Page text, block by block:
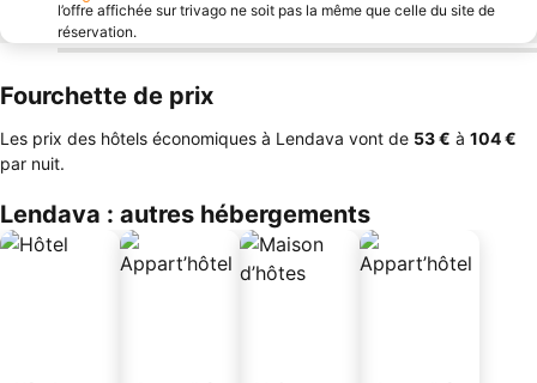
l’offre affichée sur trivago ne soit pas la même que celle du site de
réservation.
Fourchette de prix
Les prix des hôtels économiques à Lendava vont de ‎53 € à ‎104 €
par nuit.
Lendava : autres hébergements